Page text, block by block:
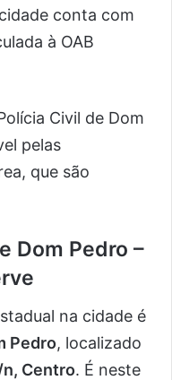
conta com
à OAB
Civil de Dom
pelas
que são
Dom Pedro –
na cidade é
Pedro, localizado
n, Centro. É neste